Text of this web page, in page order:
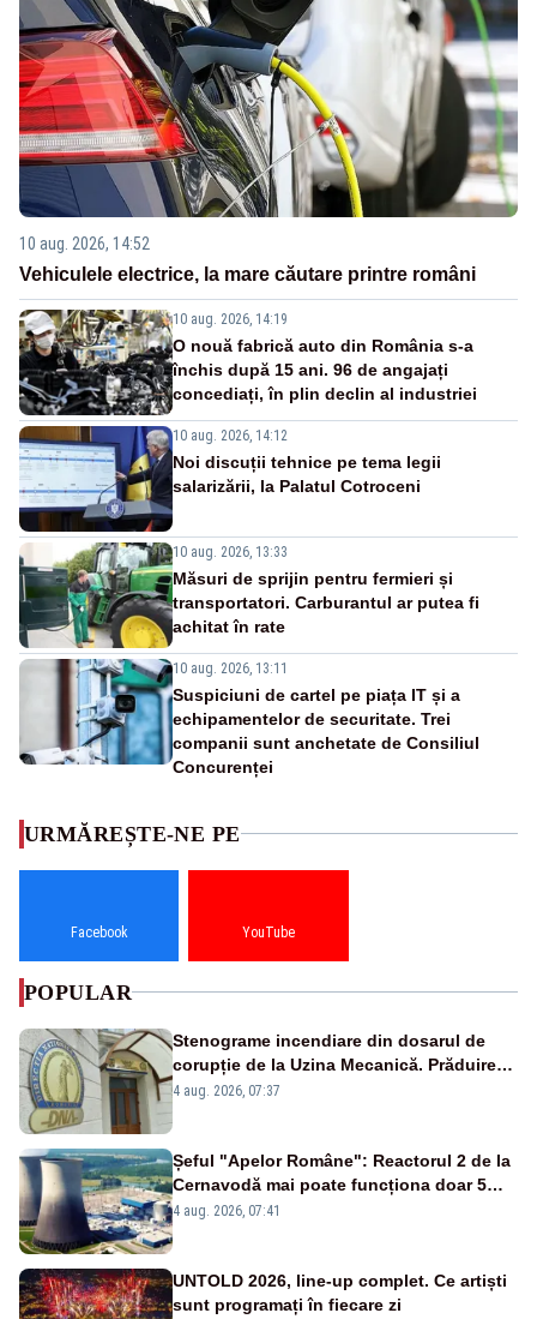
10 aug. 2026, 14:52
Vehiculele electrice, la mare căutare printre români
10 aug. 2026, 14:19
O nouă fabrică auto din România s-a
închis după 15 ani. 96 de angajați
concediați, în plin declin al industriei
10 aug. 2026, 14:12
Noi discuții tehnice pe tema legii
salarizării, la Palatul Cotroceni
10 aug. 2026, 13:33
Măsuri de sprijin pentru fermieri și
transportatori. Carburantul ar putea fi
achitat în rate
10 aug. 2026, 13:11
Suspiciuni de cartel pe piața IT și a
echipamentelor de securitate. Trei
companii sunt anchetate de Consiliul
Concurenței
URMĂREȘTE-NE PE
Facebook YouTube
POPULAR
Stenograme incendiare din dosarul de
corupție de la Uzina Mecanică. Prăduirea
banilor din programul SAFE, interceptată
4 aug. 2026, 07:37
Șeful "Apelor Române": Reactorul 2 de la
Cernavodă mai poate funcționa doar 5
zile
4 aug. 2026, 07:41
UNTOLD 2026, line-up complet. Ce artiști
sunt programați în fiecare zi